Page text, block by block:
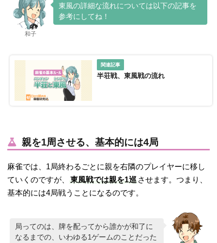
和子
東風の詳細な流れについては以下の記事を
参考にしてね！
半荘戦、東風戦の流れ
親を1周させる、基本的には4局
麻雀では、1局終わるごとに親を右隣のプレイヤーに移し
ていくのですが、
東風戦では親を1巡 させます。つまり、
基本的には4局戦うことになるのです。
局ってのは、牌を配ってから誰かが和了に
なるまでの、いわゆる1ゲームのことだった